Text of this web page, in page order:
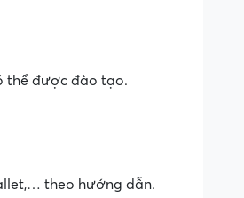
thể được đào tạo.
theo hướng dẫn.